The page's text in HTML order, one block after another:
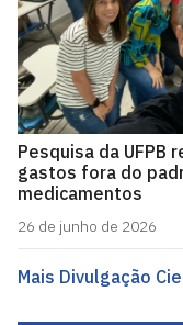
Pesquisa da UFPB
gastos fora do
medicamentos
26 de junho de 2026
Mais Divulgação